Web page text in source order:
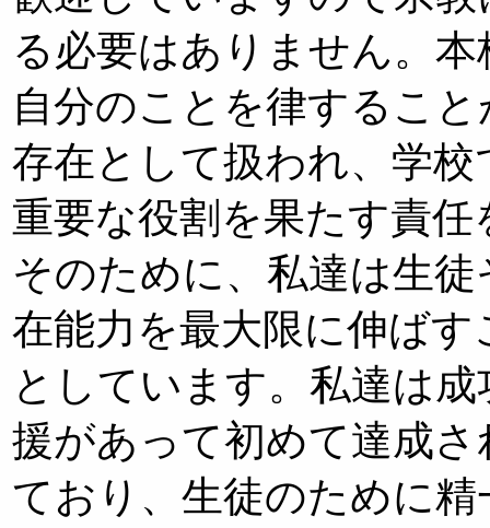
る必要はありません。
自分のことを律するこ
存在として扱われ、学
重要な役割を果たす責
そのために、私達は生
在能力を最大限に伸ば
としています。私達は
援があって初めて達成
ており、生徒のために